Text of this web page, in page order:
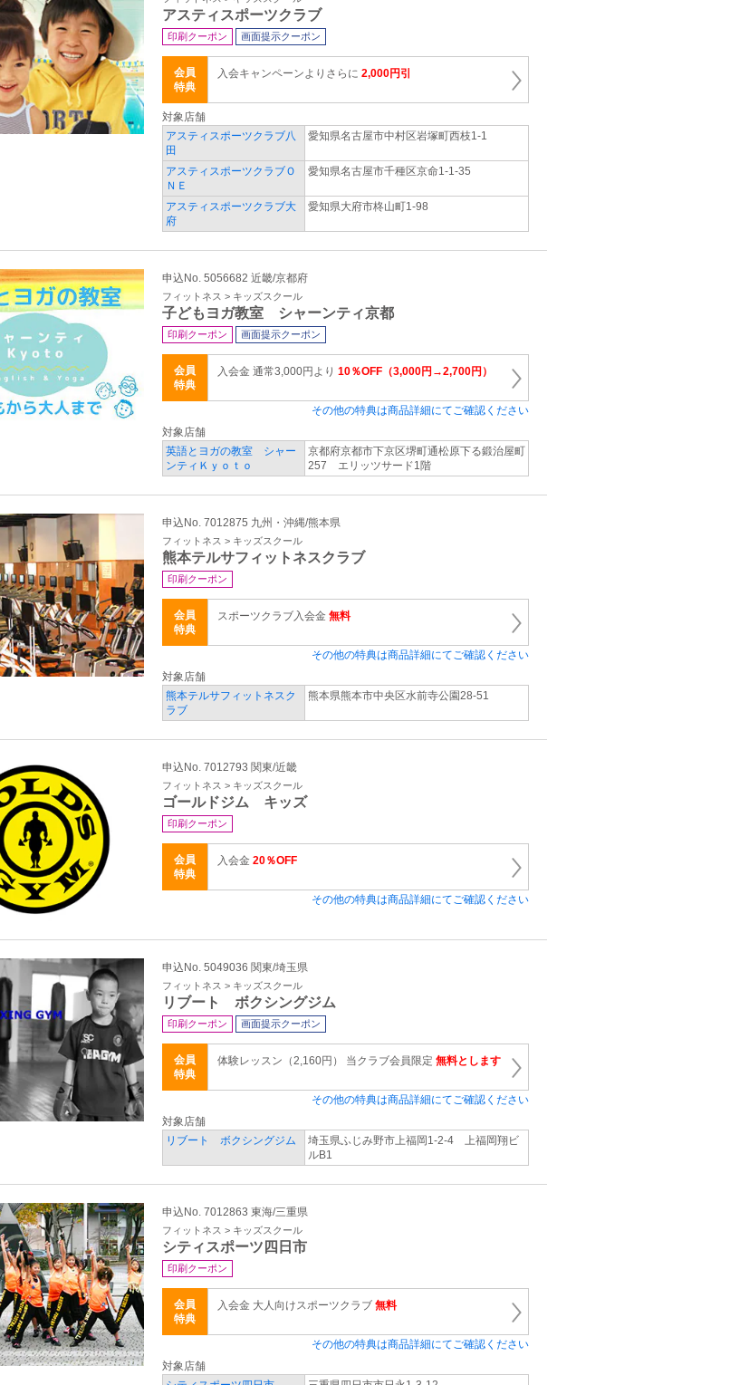
アスティスポーツクラブ
印刷クーポン 画面提示クーポン
会員
特典
入会キャンペーンよりさらに 2,000円引
対象店舗
アスティスポーツクラブ八
田
愛知県名古屋市中村区岩塚町西枝1‐1
アスティスポーツクラブＯ
ＮＥ
愛知県名古屋市千種区京命1‐1‐35
アスティスポーツクラブ大
府
愛知県大府市柊山町1‐98
申込No. 5056682 近畿/京都府
フィットネス > キッズスクール
子どもヨガ教室 シャーンティ京都
印刷クーポン 画面提示クーポン
会員
特典
入会金 通常3,000円より 10％OFF（3,000円→2,700円）
その他の特典は商品詳細にてご確認ください
対象店舗
英語とヨガの教室 シャー
ンティＫｙｏｔｏ
京都府京都市下京区堺町通松原下る鍛治屋町
257 エリッツサード1階
申込No. 7012875 九州・沖縄/熊本県
フィットネス > キッズスクール
熊本テルサフィットネスクラブ
印刷クーポン
会員
特典
スポーツクラブ入会金 無料
その他の特典は商品詳細にてご確認ください
対象店舗
熊本テルサフィットネスク
ラブ
熊本県熊本市中央区水前寺公園28‐51
申込No. 7012793 関東/近畿
フィットネス > キッズスクール
ゴールドジム キッズ
印刷クーポン
会員
特典
入会金 20％OFF
その他の特典は商品詳細にてご確認ください
申込No. 5049036 関東/埼玉県
フィットネス > キッズスクール
リブート ボクシングジム
印刷クーポン 画面提示クーポン
会員
特典
体験レッスン（2,160円） 当クラブ会員限定 無料とします
その他の特典は商品詳細にてご確認ください
対象店舗
リブート ボクシングジム
埼玉県ふじみ野市上福岡1-2-4 上福岡翔ビ
ルB1
申込No. 7012863 東海/三重県
フィットネス > キッズスクール
シティスポーツ四日市
印刷クーポン
会員
特典
入会金 大人向けスポーツクラブ 無料
その他の特典は商品詳細にてご確認ください
対象店舗